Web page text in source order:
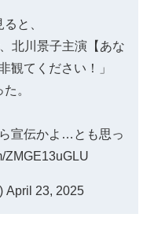
と、
北川景子主演【あな
観てください！」
。
宣伝かよ…とも思っ
ZMGE13uGLU
April 23, 2025